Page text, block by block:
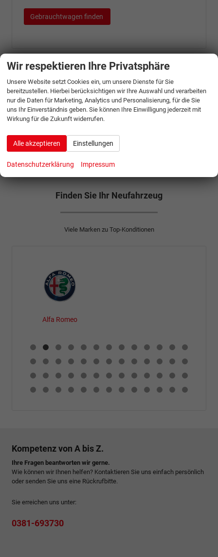
Gebrauchtwagen finden
Lagerfahrzeuge
Sofort verfügbar, warten diese Fahrzeuge auf Sie! Besuchen
Sie uns im Raum Rostock.
Finden Sie Ihr Neufahrzeug
Viele Marken zu Top-Konditionen
Alfa Romeo
von
Romeo
anzeigen
Kompetenz von A bis Z.
Ihre Fragen beantworten wir gerne.
Wie können wir Ihnen helfen? Kontaktieren Sie uns einfach persönlich
oder senden Sie uns eine Rückrufbitte.
Sie erreichen uns unter:
0381-693730
Wir respektieren Ihre Privatsphäre
Unsere Website setzt Cookies ein, um unsere Dienste für Sie
bereitzustellen. Hierbei berücksichtigen wir Ihre Auswahl und verarbeiten
nur die Daten für Marketing, Analytics und Personalisierung, für die Sie
uns Ihr Einverständnis geben. Sie können Ihre Einwilligung jederzeit mit
Wirkung für die Zukunft widerrufen.
Alle akzeptieren Einstellungen
Datenschutzerklärung Impressum